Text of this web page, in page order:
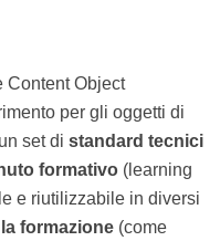
Content Object
per gli oggetti
un set distandard
contenuto
tracciabile
opiattaforme LMS